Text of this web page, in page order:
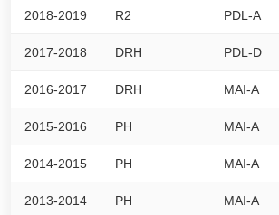
2018-2019 R2 PDL-A
2017-2018 DRH PDL-D
2016-2017 DRH MAI-A
2015-2016 PH MAI-A
2014-2015 PH MAI-A
2013-2014 PH MAI-A